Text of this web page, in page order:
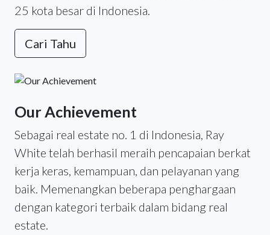
25 kota besar di Indonesia.
Cari Tahu
Our Achievement
Sebagai real estate no. 1 di Indonesia, Ray
White telah berhasil meraih pencapaian berkat
kerja keras, kemampuan, dan pelayanan yang
baik. Memenangkan beberapa penghargaan
dengan kategori terbaik dalam bidang real
estate.